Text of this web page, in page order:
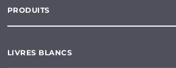
PRODUITS
LIVRES BLANCS